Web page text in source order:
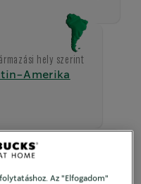
hely szerint
Amerika
Az "Elfogadom"